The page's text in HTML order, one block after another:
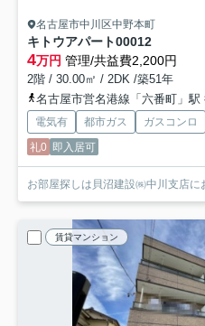
名古屋市中川区中野本町
キトウアパート00012
4万円 管理/共益費2,200円
2階 / 30.00㎡ / 2DK /築51年
名古屋市営名港線「六番町」駅
電気有 都市ガス ガスコンロ
礼0 即入居可
お部屋探しは貝沼建設㈱中川支店に
賃貸マンション